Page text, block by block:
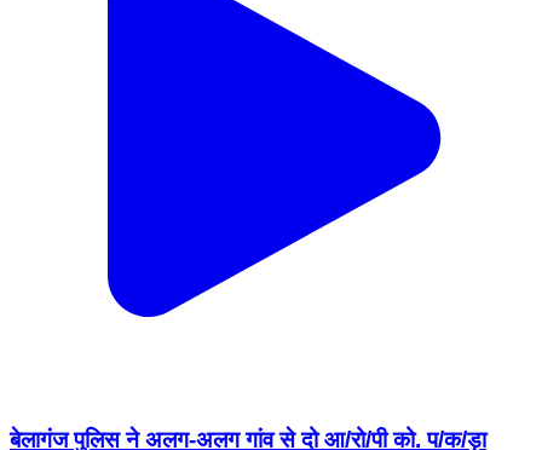
बेलागंज पुलिस ने अलग-अलग गांव से दो आ/रो/पी को. प/क/ड़ा